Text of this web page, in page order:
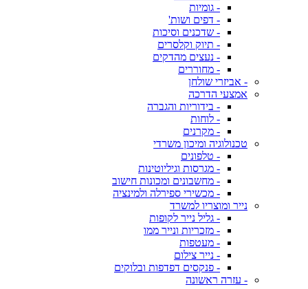
- גומיות
- דפים ושות'
- שדכנים וסיכות
- תיוק וקלסרים
- נעצים מהדקים
- מחוררים
- אביזרי שולחן
אמצעי הדרכה
- בידוריות והגברה
- לוחות
- מקרנים
טכנולוגיה ומיכון משרדי
- טלפונים
- מגרסות וגיליוטינות
- מחשבונים ומכונות חישוב
- מכשירי ספירלה ולמינציה
נייר ומוצריו למשרד
- גליל נייר לקופות
- מזכריות ונייר ממו
- מעטפות
- נייר צילום
- פנקסים דפדפות ובלוקים
- עזרה ראשונה